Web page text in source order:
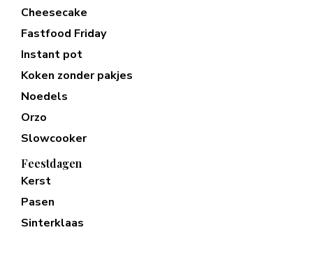
Cheesecake
Fastfood Friday
Instant pot
Koken zonder pakjes
Noedels
Orzo
Slowcooker
Feestdagen
Kerst
Pasen
Sinterklaas